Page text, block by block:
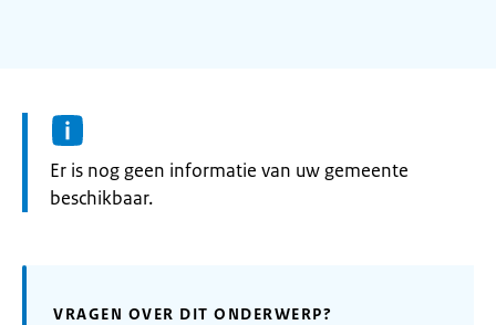
Informatie:
Er is nog geen informatie van uw gemeente
beschikbaar.
VRAGEN OVER DIT ONDERWERP?